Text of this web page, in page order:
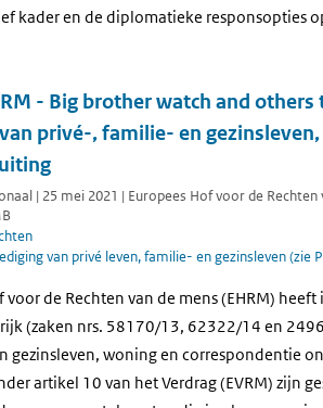
kader en de diplomatieke responsopties
- Big brother watch and
privé-, familie- en
| 25 mei 2021 | Europees Hof voor de Rechten
van privé leven, familie- en gezinsleven (zie
voor de Rechten van de mens (EHRM)
(zaken nrs. 58170/13, 62322/14 en
gezinsleven, woning en correspondentie
artikel 10 van het Verdrag (EVRM) zijn